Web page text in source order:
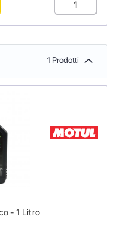
1 Prodotti
- 1 Litro